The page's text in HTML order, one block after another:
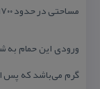
مساحتی در حدود ۱۷۰۰ مترمربع می‌باشد.
ورودی این حمام
گرم می‌باشد كه پس